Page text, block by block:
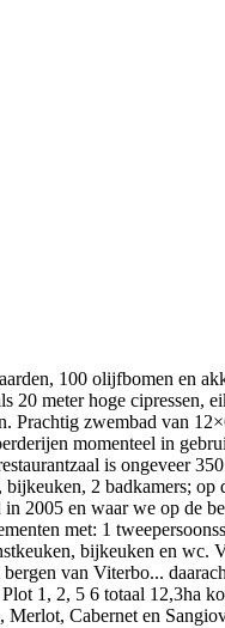
100 olijfbomen en
20 meter hoge
zwembad van
momenteel in
is ongeveer
2 badkamers;
2005 en waar we op de
met: 1
bijkeuken en
van Viterbo...
1, 2, 5 6 totaal 12,3ha
Cabernet en